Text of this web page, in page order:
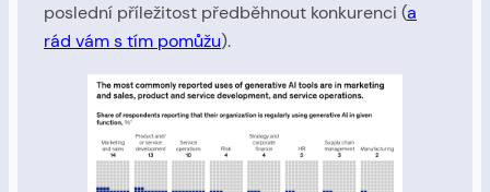
poslední příležitost předběhnout konkurenci (a
rád vám s tím pomůžu).